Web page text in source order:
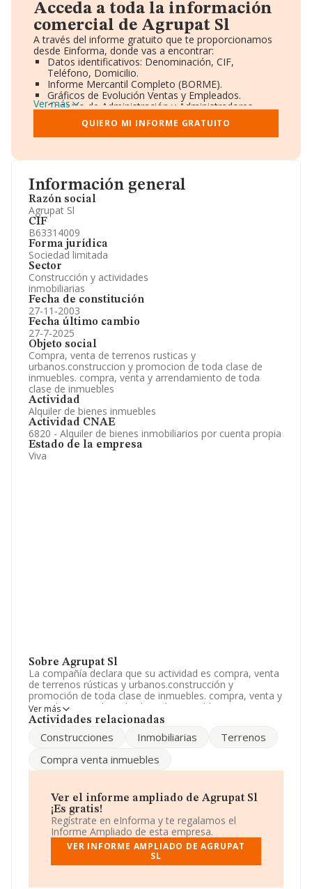
Información general
Razón social
Agrupat Sl
CIF
B63314009
Forma jurídica
Sociedad limitada
Sector
Construcción y actividades
inmobiliarias
Fecha de constitución
27-11-2003
Fecha último cambio
27-7-2025
Objeto social
Compra, venta de terrenos rusticas y
urbanos.construccion y promocion de toda clase de
inmuebles. compra, venta y arrendamiento de toda
clase de inmuebles
Actividad
Alquiler de bienes inmuebles
Actividad CNAE
6820 - Alquiler de bienes inmobiliarios por cuenta propia
Estado de la empresa
Viva
Sobre Agrupat Sl
La compañía declara que su actividad es compra, venta
de terrenos rústicas y urbanos.construcción y
promoción de toda clase de inmuebles. compra, venta y
arrendamiento de toda clase de inmuebles. La empresa
aparece inscrita en el Registro Mercantil como Sociedad
inmobiliarios por cuenta propia'. No realiza actividad de
Es posible ponerse en contacto con la empresa a través
La empresa española
Agrupat S.L
, con número de
identificación fiscal B63314009, se encuentra en
Avenida Pius Xii núm. 14, (08500), en el municipio de Vic,
en Barcelona, Cataluña.
Con los datos a disposición de INFORMA sobre 132.555
ámbito nacional alcanza los 22.737 millones de euros y
Ver más
Actividades relacionadas
Construcciones Inmobiliarias
Terrenos
Compra venta inmuebles
Ver el informe ampliado de Agrupat Sl
¡Es gratis!
Regístrate en eInforma y te regalamos el
Informe Ampliado de esta empresa.
VER INFORME AMPLIADO DE AGRUPAT
SL
Acceda a toda la información
comercial de Agrupat Sl
A través del informe gratuito que te proporcionamos
desde Einforma, donde vas a encontrar:
Datos identificativos: Denominación, CIF,
Teléfono, Domicilio.
Informe Mercantil Completo (BORME).
Gráficos de Evolución Ventas y Empleados.
Consejo de Administración y Administradores.
Directivos y Ejecutivos.
Accionistas.
Participaciones y Vinculaciones en otras empresas.
Información oficial y registral complementaria.
Ver más
QUIERO MI INFORME GRATUITO